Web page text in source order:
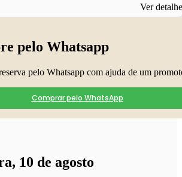
Ver
pelo Whatsapp
pelo Whatsapp com ajuda de um
Comprar pelo WhatsApp
10 de agosto